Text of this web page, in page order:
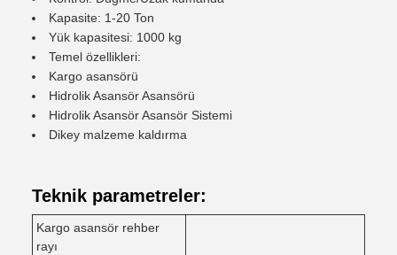
Kapasite: 1-20 Ton
Yük kapasitesi: 1000 kg
Temel özellikleri:
Kargo asansörü
Hidrolik Asansör Asansörü
Hidrolik Asansör Asansör Sistemi
Dikey malzeme kaldırma
Teknik parametreler:
Kargo asansör rehber
rayı